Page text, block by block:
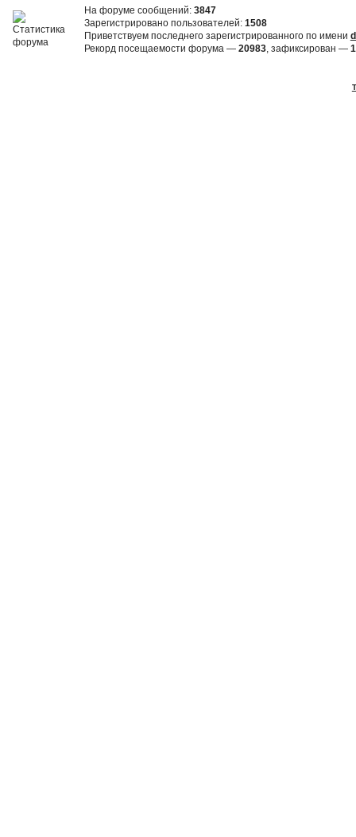
На форуме сообщений: 3847
Зарегистрировано пользователей: 1508
Приветствуем последнего зарегистрированного по имени
Рекорд посещаемости форума — 20983, зафиксирован —